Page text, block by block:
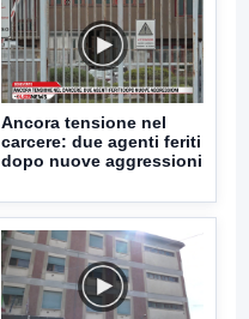
Ancora tensione nel
carcere: due agenti feriti
dopo nuove aggressioni